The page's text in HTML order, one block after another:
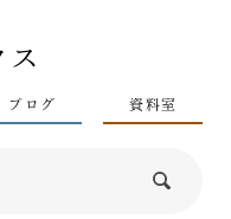
ス
ブログ 資料室